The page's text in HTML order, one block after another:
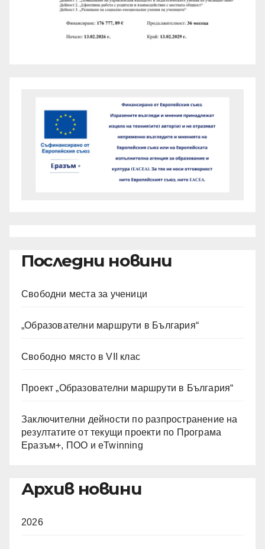
Последни новини
Свободни места за ученици
„Образователни маршрути в България“
Свободно място в VII клас
Проект „Образователни маршрути в България“
Заключителни дейности по разпространение на
резултатите от текущи проекти по Програма
Еразъм+, ПОО и eTwinning
Архив новини
2026